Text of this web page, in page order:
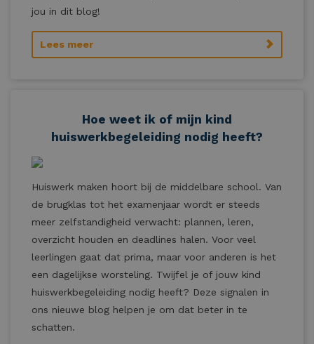
jou in dit blog!
Lees meer
Hoe weet ik of mijn kind
huiswerkbegeleiding nodig heeft?
Huiswerk maken hoort bij de middelbare school. Van
de brugklas tot het examenjaar wordt er steeds
meer zelfstandigheid verwacht: plannen, leren,
overzicht houden en deadlines halen. Voor veel
leerlingen gaat dat prima, maar voor anderen is het
een dagelijkse worsteling. Twijfel je of jouw kind
huiswerkbegeleiding nodig heeft? Deze signalen in
ons nieuwe blog helpen je om dat beter in te
schatten.